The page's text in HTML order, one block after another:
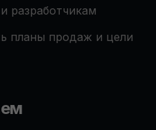
разработчикам
планы продаж и цели